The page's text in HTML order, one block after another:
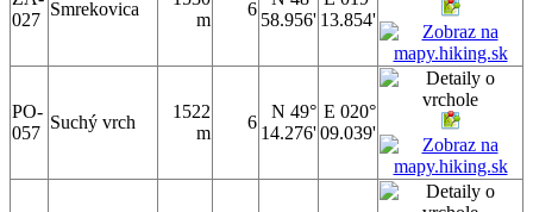
027
Smrekovica
m
6
58.956' 13.854'
PO-
057
Suchý vrch
1522
m
6
N 49°
14.276'
E 020°
09.039'